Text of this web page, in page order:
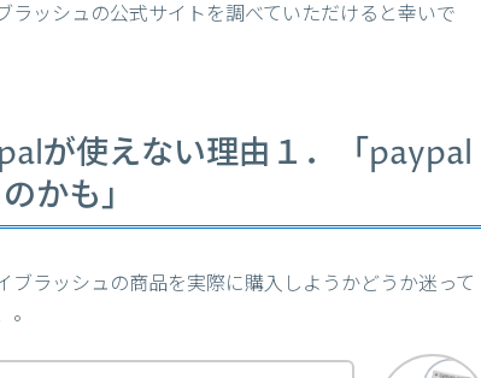
ラッシュの公式サイトを調べていただけると幸いで
が使えない理由１．「paypal
かも」
ブラッシュの商品を実際に購入しようかどうか迷って